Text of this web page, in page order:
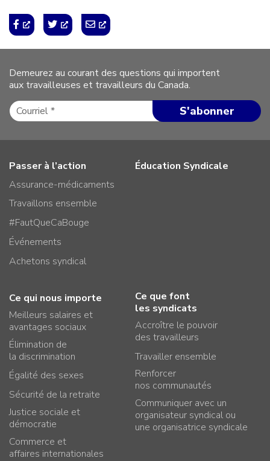
Demeurez au courant des questions qui importent
aux travailleuses et travailleurs du Canada.
Passer à l’action
Assurance-médicaments
Travaillons ensemble
#FautQueCaBouge
Événements
Achetons syndical
Éducation Syndicale
Ce qui nous importe
Meilleurs salaires et
avantages sociaux
Élimination de
la discrimination
Égalité des sexes
Sécurité de la retraite
Justice sociale et
démocratie
Commerce et
affaires internationales
Ce que font
les syndicats
Accroître le pouvoir
des travailleurs
Travailler ensemble
Renforcer
nos communautés
Communiquer avec un
organisateur syndical ou
une organisatrice syndicale